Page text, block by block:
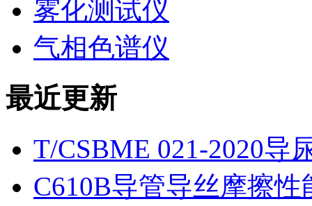
雾化测试仪
气相色谱仪
最近更新
T/CSBME 021-2020导
C610B导管导丝摩擦